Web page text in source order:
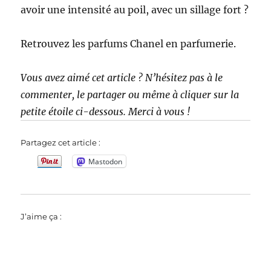
avoir une intensité au poil, avec un sillage fort ?
Retrouvez les parfums Chanel en parfumerie.
Vous avez aimé cet article ? N’hésitez pas à le
commenter, le partager ou même à cliquer sur la
petite étoile ci-dessous. Merci à vous !
Partagez cet article :
Mastodon
J’aime ça :